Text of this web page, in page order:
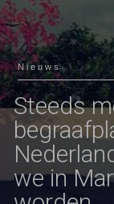
Nieuws
Steeds
we in